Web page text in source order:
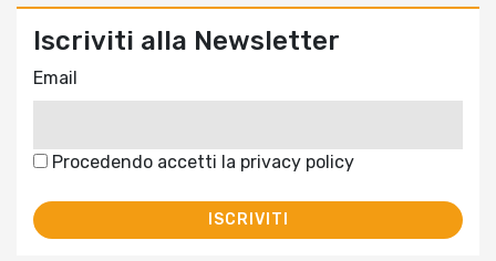
Iscriviti alla Newsletter
Email
Procedendo accetti la privacy policy